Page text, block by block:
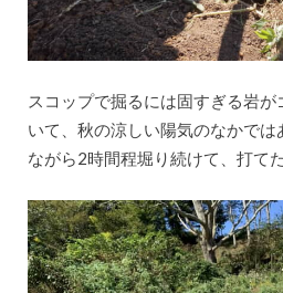
スコップで掘るには固すぎる岩
いて、秋の涼しい陽気のなかでは
ながら2時間程堀り続けて、打て